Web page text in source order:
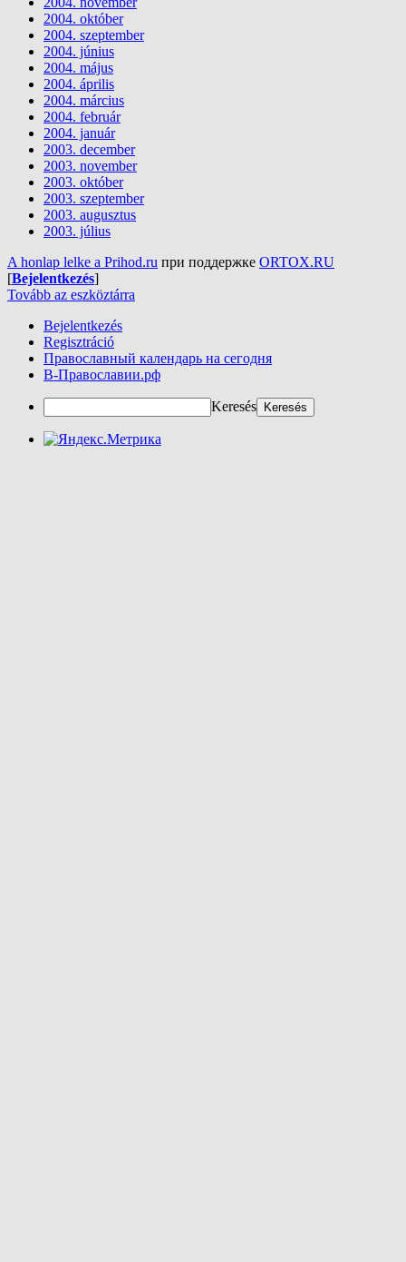
2004. október
2004. szeptember
2004. június
2004. május
2004. április
2004. március
2004. február
2004. január
2003. december
2003. november
2003. október
2003. szeptember
2003. augusztus
2003. július
A honlap lelke a Prihod.ru при поддержке ORTOX.RU
[Bejelentkezés]
Tovább az eszköztárra
Bejelentkezés
Regisztráció
Православный календарь на сегодня
В-Православии.рф
Keresés